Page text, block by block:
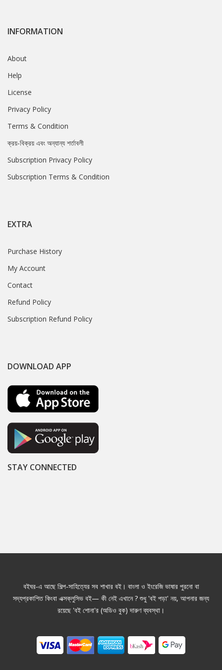
INFORMATION
About
Help
License
Privacy Policy
Terms & Condition
ক্রয়-বিক্রয় এবং অন্যান্য শর্তাবলী
Subscription Privacy Policy
Subscription Terms & Condition
EXTRA
Purchase History
My Account
Contact
Refund Policy
Subscription Refund Policy
DOWNLOAD APP
STAY CONNECTED
বইঘর-এ আছে শিল্প-সাহিত্যের সব শাখার বই। বাংলা ও ইংরেজি ভাষার পুরনো বা
সদ্যপ্রকাশিত কিংবা এক্সক্লুসিভ বই— কী নেই এখানে ? শুধু 'বই পড়া' নয়, আপনার জন্য
রয়েছে 'বই শোনা'র (অডিও বুক) দারুণ ব্যবস্থা।